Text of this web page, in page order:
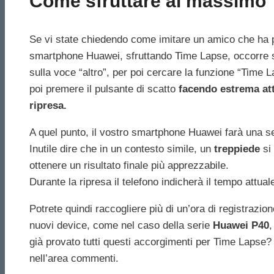
Se vi state chiedendo come imitare un amico che
smartphone Huawei, sfruttando Time Lapse,
sulla voce “altro”, per poi cercare la funzione “Time
poi premere il pulsante di scatto facendo estrema
ripresa.
A quel punto, il vostro smartphone Huawei farà una
Inutile dire che in un contesto simile, un treppiede si
ottenere un risultato finale più apprezzabile.
Durante la ripresa il telefono indicherà il tempo
Potrete quindi raccogliere più di un’ora di
nuovi device, come nel caso della serie Huawei P40
già provato tutti questi accorgimenti per Time
nell’area commenti.